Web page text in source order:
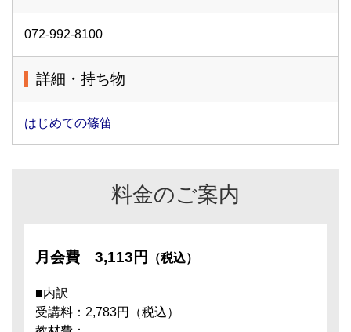
072-992-8100
詳細・持ち物
はじめての篠笛
料金のご案内
月会費 3,113円 （税込）
■内訳
受講料：2,783円（税込）